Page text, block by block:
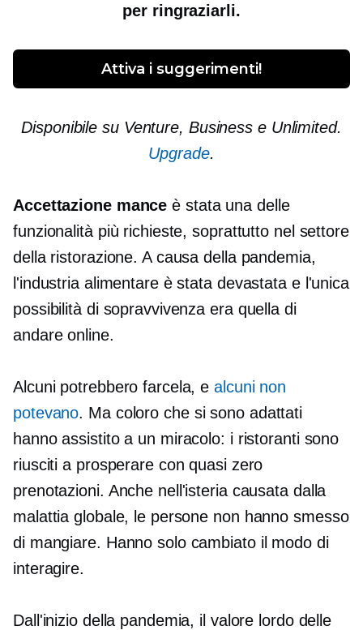
per ringraziarli.
Attiva i suggerimenti!
Disponibile su Venture, Business e Unlimited.
Upgrade.
Accettazione mance è stata una delle
funzionalità più richieste, soprattutto nel settore
della ristorazione. A causa della pandemia,
l'industria alimentare è stata devastata e l'unica
possibilità di sopravvivenza era quella di
andare online.
Alcuni potrebbero farcela, ealcuni non
potevano. Ma coloro che si sono adattati
hanno assistito a un miracolo: i ristoranti sono
riusciti a prosperare con quasi zero
prenotazioni. Anche nell'isteria causata dalla
malattia globale, le persone non hanno smesso
di mangiare. Hanno solo cambiato il modo di
interagire.
Dall'inizio della pandemia, il valore lordo delle